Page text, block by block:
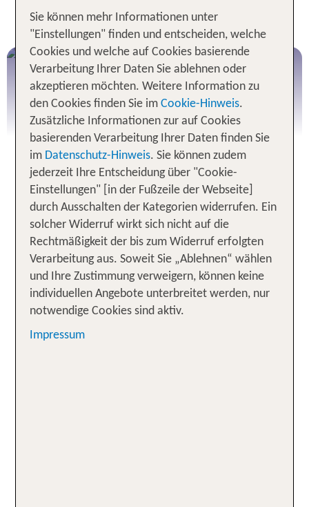
Traumurlaub in Skandinavien mit TUI!
NEU: Skiurlaub in Skandinavien
inklusive Flug
Skigebiete in Sälen (Schweden) & Trysil
(Norwegen)
Jetzt buchen!
Darum TUI Skiurlaub in
Skandinavien
✓Skiurlaub mit Schneesicherheit
✓Komfortabel als Pauschalreise inkl. Flug
Mit Flug ab/bis Düsseldorf, Hotel und Transfer
Zug zum Flug kostenlos zubuchbar
Sie können mehr Informationen unter
"Einstellungen" finden und entscheiden, welche
Cookies und welche auf Cookies basierende
Verarbeitung Ihrer Daten Sie ablehnen oder
akzeptieren möchten. Weitere Information zu
den Cookies finden Sie im Cookie-Hinweis.
Zusätzliche Informationen zur auf Cookies
basierenden Verarbeitung Ihrer Daten finden Sie
im Datenschutz-Hinweis. Sie können zudem
jederzeit Ihre Entscheidung über "Cookie-
Einstellungen" [in der Fußzeile der Webseite]
durch Ausschalten der Kategorien widerrufen. Ein
solcher Widerruf wirkt sich nicht auf die
Rechtmäßigkeit der bis zum Widerruf erfolgten
Verarbeitung aus. Soweit Sie „Ablehnen“ wählen
und Ihre Zustimmung verweigern, können keine
individuellen Angebote unterbreitet werden, nur
notwendige Cookies sind aktiv.
Impressum